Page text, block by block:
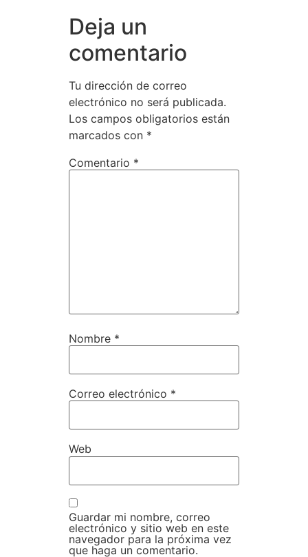
Deja un
comentario
Tu dirección de correo
electrónico no será publicada.
Los campos obligatorios están
marcados con *
Comentario *
Nombre *
Correo electrónico *
Web
Guardar mi nombre, correo
electrónico y sitio web en este
navegador para la próxima vez
que haga un comentario.